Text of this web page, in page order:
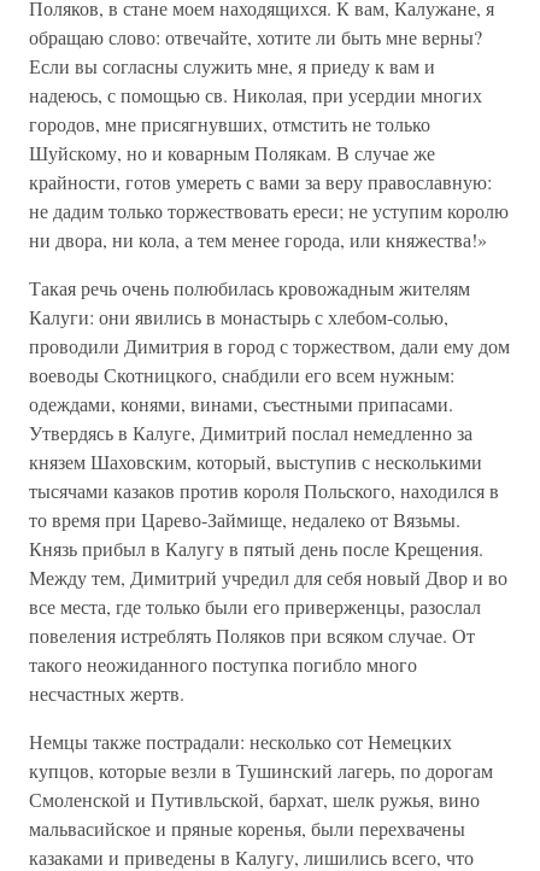
Поляков, в стане моем находящихся. К вам, Калужане, я
обращаю слово: отвечайте, хотите ли быть мне верны?
Если вы согласны служить мне, я приеду к вам и
надеюсь, с помощью св. Николая, при усердии многих
городов, мне присягнувших, отмстить не только
Шуйскому, но и коварным Полякам. В случае же
крайности, готов умереть с вами за веру православную:
не дадим только торжествовать ереси; не уступим королю
ни двора, ни кола, а тем менее города, или княжества!»
Такая речь очень полюбилась кровожадным жителям
Калуги: они явились в монастырь с хлебом-солью,
проводили Димитрия в город с торжеством, дали ему дом
воеводы Скотницкого, снабдили его всем нужным:
одеждами, конями, винами, съестными припасами.
Утвердясь в Калуге, Димитрий послал немедленно за
князем Шаховским, который, выступив с несколькими
тысячами казаков против короля Польского, находился в
то время при Царево-Займище, недалеко от Вязьмы.
Князь прибыл в Калугу в пятый день после Крещения.
Между тем, Димитрий учредил для себя новый Двор и во
все места, где только были его приверженцы, разослал
повеления истреблять Поляков при всяком случае. От
такого неожиданного поступка погибло много
несчастных жертв.
Немцы также пострадали: несколько сот Немецких
купцов, которые везли в Тушинский лагерь, по дорогам
Смоленской и Путивльской, бархат, шелк ружья, вино
мальвасийское и пряные коренья, были перехвачены
казаками и приведены в Калугу, лишились всего, что